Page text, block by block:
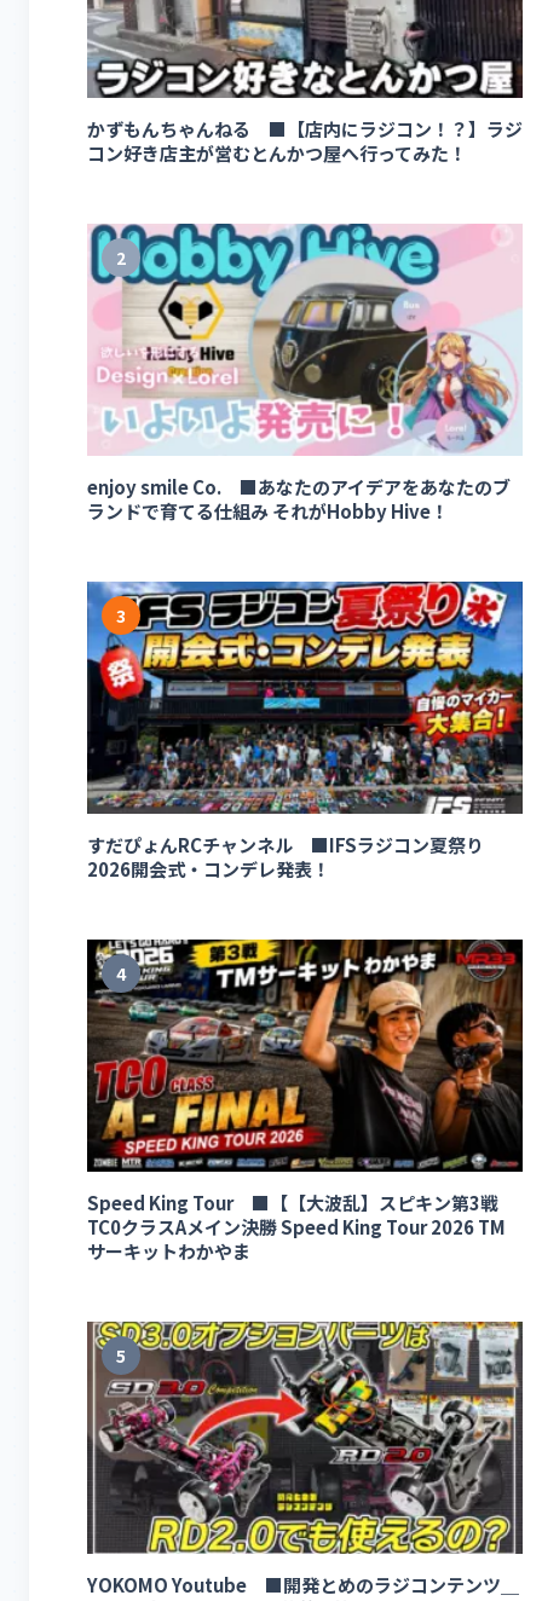
かずもんちゃんねる ■【店内にラジコン！？】ラジ
コン好き店主が営むとんかつ屋へ行ってみた！
2
enjoy smile Co. ■あなたのアイデアをあなたのブ
ランドで育てる仕組み それがHobby Hive！
3
すだぴょんRCチャンネル ■IFSラジコン夏祭り
2026開会式・コンデレ発表！
4
Speed King Tour ■【【大波乱】スピキン第3戦
TC0クラスAメイン決勝 Speed King Tour 2026 TM
サーキットわかやま
5
YOKOMO Youtube ■開発とめのラジコンテンツ＿